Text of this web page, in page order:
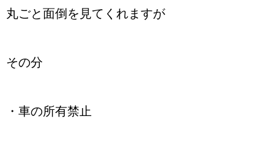
丸ごと面倒を見てくれますが
その分
・車の所有禁止